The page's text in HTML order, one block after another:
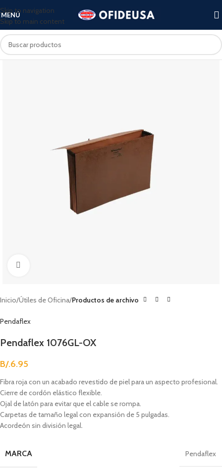
Skip to navigation
Skip to main content
MENÚ
Inicio Útiles de Oficina Productos de archivo
Pendaflex
Pendaflex 1076GL-OX
B/.6.95
Fibra roja con un acabado revestido de piel para un aspecto profesional.
Cierre de cordón elástico flexible.
Ojal de latón para evitar que el cable se rompa.
Carpetas de tamaño legal con expansión de 5 pulgadas.
Acordeón sin división legal.
MARCA Pendaflex